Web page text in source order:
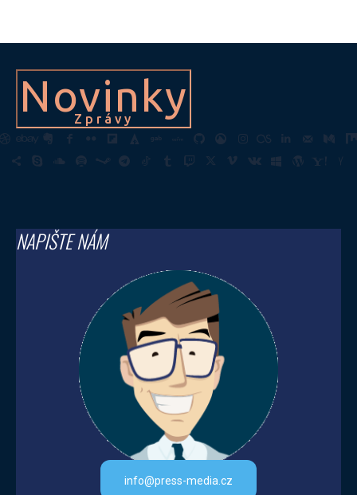
Novinky
Zprávy
NAPIŠTE NÁM
info@press-media.cz